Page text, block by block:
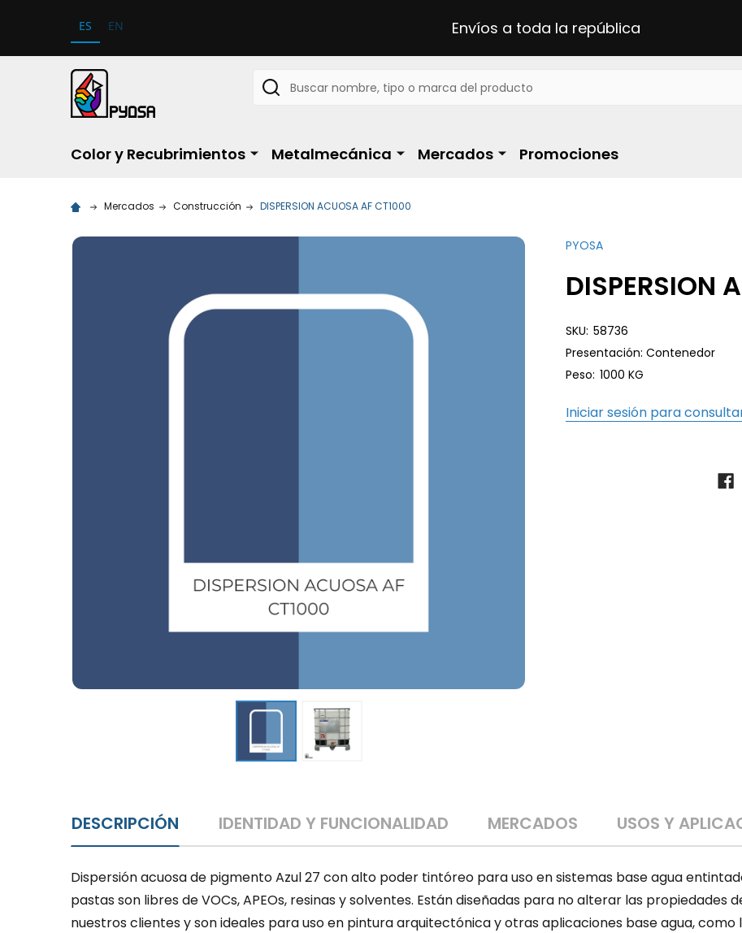
ES EN Envíos a toda la república
Buscar
Color y Recubrimientos Metalmecánica Mercados Promociones
Mercados Construcción DISPERSION ACUOSA AF CT1000
PYOSA
DISPERSION
SKU: 58736
Presentación: Contenedor
Peso: 1000 KG
Iniciar sesión para
DESCRIPCIÓN IDENTIDAD Y FUNCIONALIDAD MERCADOS USOS Y
Dispersión acuosa de pigmento Azul 27 con alto poder tintóreo para uso en sistemas base agua
pastas son libres de VOCs, APEOs, resinas y solventes. Están diseñadas para no alterar las propiedades
nuestros clientes y son ideales para uso en pintura arquitectónica y otras aplicaciones base agua, como